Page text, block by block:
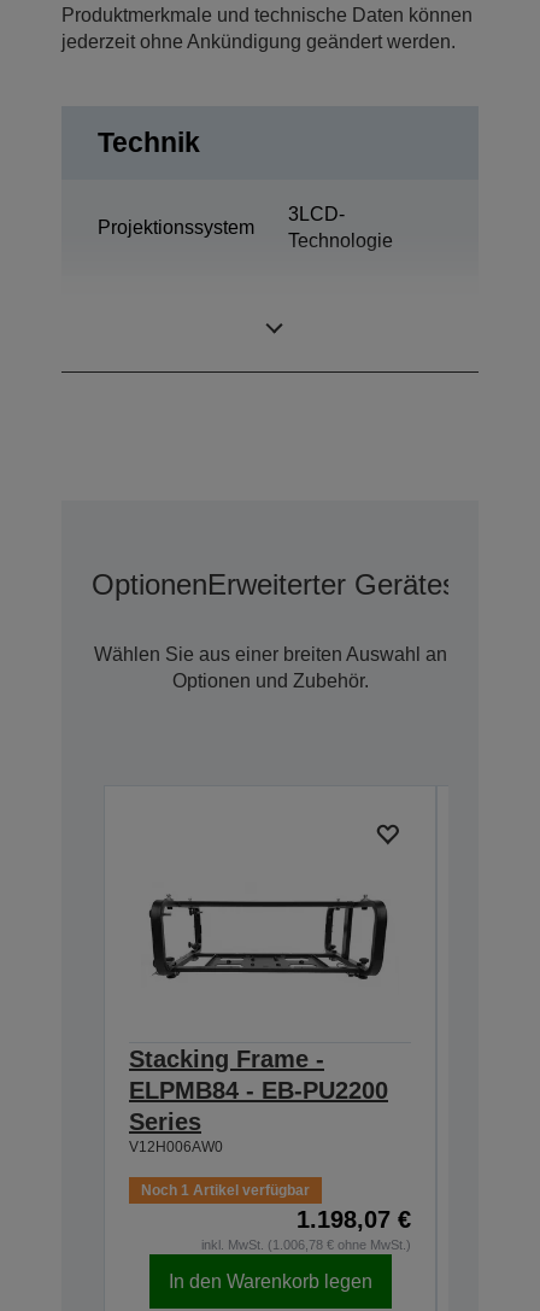
Produktmerkmale und technische Daten können
jederzeit ohne Ankündigung geändert werden.
Technik
Projektionssystem
3LCD-
Technologie
OptionenErweiterter Geräteschutz
Wählen Sie aus einer breiten Auswahl an
Optionen und Zubehör.
Stacking Frame -
ELPMB84 - EB-PU2200
Series
V12H006AW0
Noch 1 Artikel verfügbar
1.198,07 €
inkl. MwSt. (1.006,78 € ohne MwSt.)
In den Warenkorb legen